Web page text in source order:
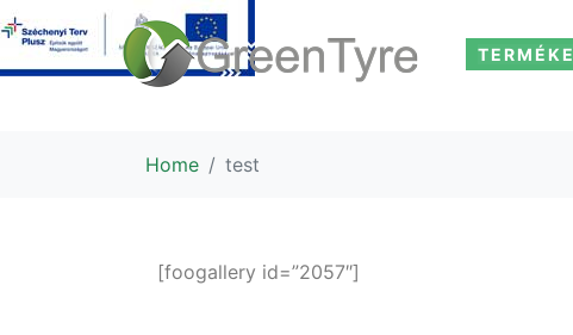
Home test
[foogallery id=”2057″]